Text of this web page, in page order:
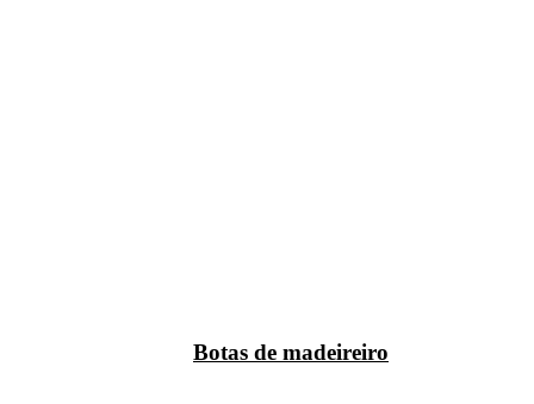
Botas de madeireiro